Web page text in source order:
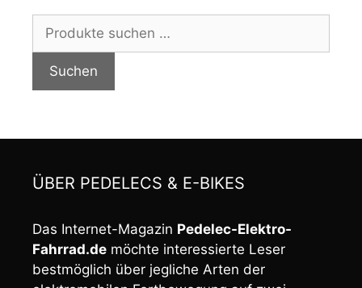
nach:
Suchen
ÜBER PEDELECS & E-BIKES
Das Internet-Magazin Pedelec-Elektro-
Fahrrad.de möchte interessierte Leser
bestmöglich über jegliche Arten der